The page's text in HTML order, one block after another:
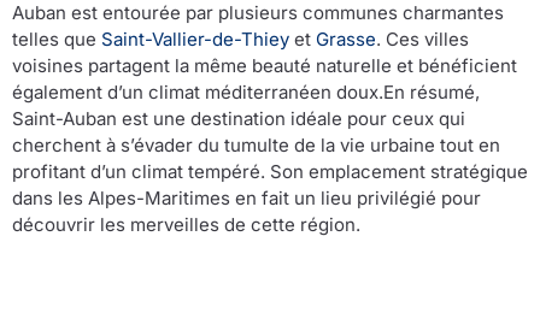
Auban est entourée par plusieurs communes charmantes
telles que Saint-Vallier-de-Thiey et Grasse. Ces villes
voisines partagent la même beauté naturelle et bénéficient
également d’un climat méditerranéen doux.En résumé,
Saint-Auban est une destination idéale pour ceux qui
cherchent à s’évader du tumulte de la vie urbaine tout en
profitant d’un climat tempéré. Son emplacement stratégique
dans les Alpes-Maritimes en fait un lieu privilégié pour
découvrir les merveilles de cette région.